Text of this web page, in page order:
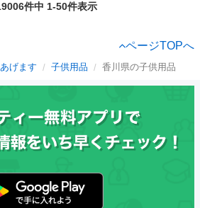
件中 1-50件表示
ページTOPへ
げます 子供用品 香川県の子供用品